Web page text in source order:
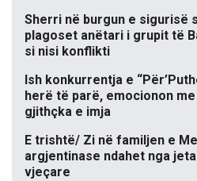
Sherri në burgun e sigurisë
plagoset anëtari i grupit të
si nisi konflikti
Ish konkurrentja e
herë të parë, emocionon
gjithçka e imja
E trishtë/ Zi në familjen e
argjentinase ndahet nga
vjeçare